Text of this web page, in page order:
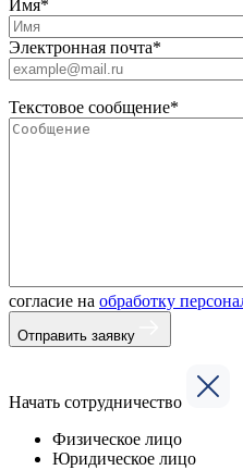
Имя*
Электронная почта*
Текстовое сообщение*
согласие на обработку
Отправить заявку
Начать сотрудничество
Физическое лицо
Юридическое лицо